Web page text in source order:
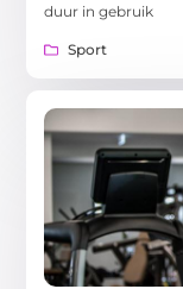
duur in gebruik
Sport